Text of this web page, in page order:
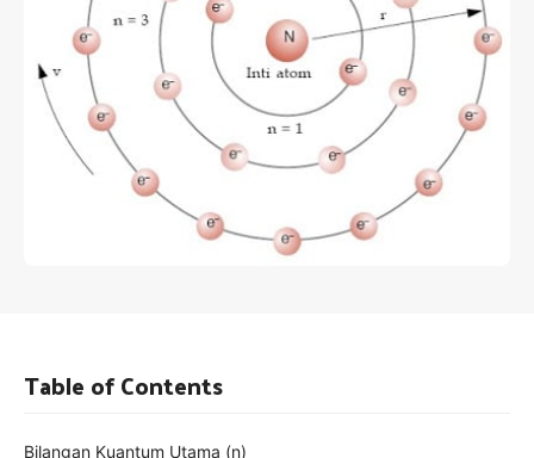
Table of Contents
Bilangan Kuantum Utama (n)